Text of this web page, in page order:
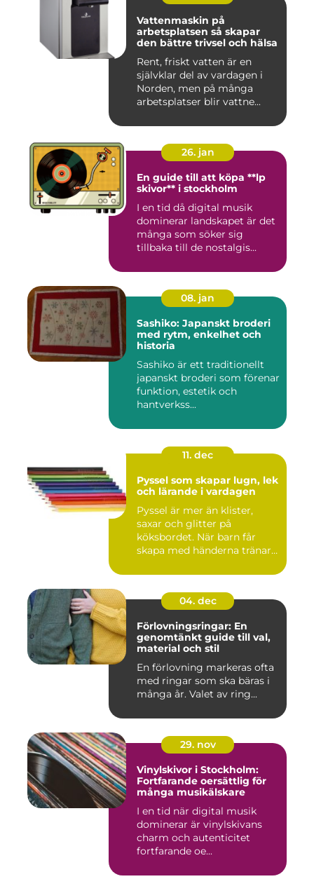
Vattenmaskin på
arbetsplatsen så skapar
den bättre trivsel och hälsa
Rent, friskt vatten är en
självklar del av vardagen i
Norden, men på många
arbetsplatser blir vattne...
26. jan
En guide till att köpa **lp
skivor** i stockholm
I en tid då digital musik
dominerar landskapet är det
många som söker sig
tillbaka till de nostalgis...
08. jan
Sashiko: Japanskt broderi
med rytm, enkelhet och
historia
Sashiko är ett traditionellt
japanskt broderi som förenar
funktion, estetik och
hantverkss...
11. dec
Pyssel som skapar lugn, lek
och lärande i vardagen
Pyssel är mer än klister,
saxar och glitter på
köksbordet. När barn får
skapa med händerna tränar
04. dec
Förlovningsringar: En
genomtänkt guide till val,
material och stil
En förlovning markeras ofta
med ringar som ska bäras i
många år. Valet av ring...
29. nov
Vinylskivor i Stockholm:
Fortfarande oersättlig för
många musikälskare
I en tid när digital musik
dominerar är vinylskivans
charm och autenticitet
fortfarande oe...